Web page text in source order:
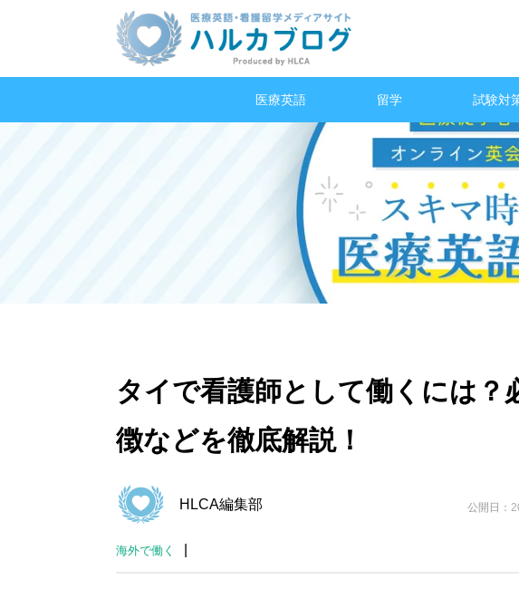
医療英語 留学 試験対
タイで看護師として働くには？
徴などを徹底解説！
HLCA編集部 公開日：
海外で働く